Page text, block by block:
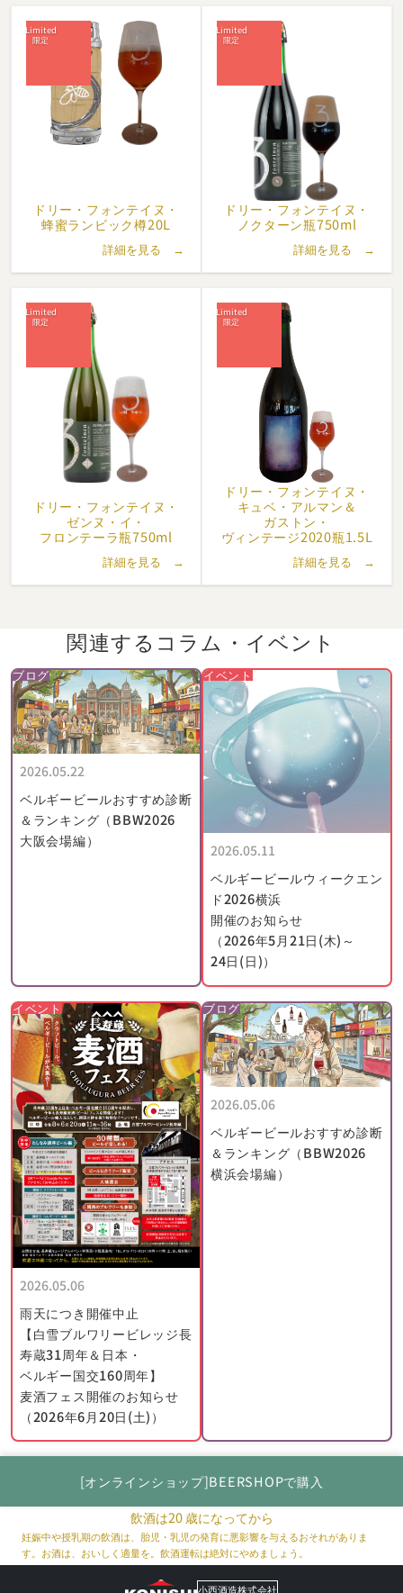
ヤコブスとヨアナの息子ヤンバプティスト (Jan-Baptist) は家業
を継ぎましたが、第二次世界大戦後、一族内に後継者がいなかっ
たため、宿の買い手を探していました。
その買い手が、ガストン・デベルデル (Gaston Debelder) とその
妻レイモンド・デドンケル (Raymonde Dedoncker)です。
元農夫で、グースのブレンドの経験がなかったガストンでした
が、驚くほど早くこの技術を習得しました。
当時はレストランが主な収入源であり、1961年、デベルデル夫妻
はベールセルの教会広場にある古い建物を購入し、同じドリー・
フォンテイヌの名の下に新しいパブ・レストランを建てました。
ブレンドの技術への情熱が高まったガストンは、ビールを静かに
熟成させるのに理想的な場所として、独力で新しいパブの地下に
セラーを掘りました。
このパブが地元で有名になったのは60年代から70年代にかけての
ことで、フラマン人の作家ヘルマン・テイルリンク (Herman
Teirlinck) が率いる作家、芸術家、知識人のクラブがドリー・
フォンテイヌを活動拠点としていました。
このクラブでは、主に知的で政治的な議論が交わされましたが、
同時に多くのグースが飲まれました。
1974年、ガストンとレイモンドは2人の息子に事業を引き継ぎま
長男のアルマン (Armand) は厨房とグースのブレンドの担当とな
り、ランビック、ファロ、グースを使った郷土料理をメニューに
を父から受け継いでいました。
80年代にはレストランは大成功を収め、ベルジャンフリッツや
ムール貝がカウンターの上を飛び交いました。
しかし、それとは対照的に、90年代初頭、グースの消費量は過去
最低を記録しました。消費者の嗜好はより甘い飲み物にシフト
し、大手ビール会社は小規模な会社を買収して閉鎖しました。
また、伝統的なグース・ブレンディングの技術は、多くの忍耐だ
けでなく資金も必要とします。
グースは販売できるようになるまでに4年という時間を要するた
め、生産には常に4年先までの資金調達が必要でした。厳しい状
況の中で、アルマンに事業を転換すること、あるいはグースを完
全にやめることを勧める者も多くいました。
1993年、アルマンはベルギーのビール消費者団体であるオブジェ
クティブ・ビア・テイスターズ（Objective Beer Tasters）の年
間アワードを受賞しました（ベルギーのビール醸造界でふさわし
い人物に贈られます）。
これを受け、彼は伝統的なグース・ブレンディングの技術には必
ず未来があると確信を強めました。
当時、ビール界でグースが苦戦を続けていたにもかかわらず、
1998年、アルマンは自らランビックを醸造することを決意しまし
た。
それまでは、彼はブーン醸造所を含む様々な醸造所からランビッ
クを購入しブレンドのみを行うブレンダーでしたが、ドリー・
フォンテイヌ醸造所の設立に伴い、ランビックの醸造方法を学び
ました。
その後、ランビック・ビールとグース・ビールは地元文化の一部
として国内外から注目されるようになりました。
ドリー・フォンテイヌ醸造所の設立はまさにそのタイミングでし
た。
世界中の観光客がブリュッセルやゼナ川、またその周辺地域（パ
ヨッテンラント）を車で巡り、独特の味を求めるようになりまし
た。醸造所は成長を遂げ、2008年には財政的に安定し、醸造量は
年間約800HLに上り、4カ所で醸造されるようになりました。
アルマンと彼の設立したての醸造所にとってすべてが順調に進ん
でいるように見えましたが、2009 年は醸造所にとって試練の年
となりました。
飛ばしました。発酵と調整中のボトルでいっぱいのこの空間は、
サーモスタットによって制御され、通常は 18°C の一定温度に保
たれています。しかし、故障により、その温度は60℃まで上昇し
ていました。
ドリー・ フォンテイヌ・
蜂蜜ランビック樽20L
詳細を見る →
ドリー・ フォンテイヌ・
ノクターン瓶750ml
詳細を見る →
ドリー・ フォンテイヌ・
ゼンヌ・ イ・
フロンテーラ瓶750ml
詳細を見る →
ドリー・ フォンテイヌ・
キュベ・ アルマン＆
ガストン・
ヴィンテージ2020瓶1.5L
詳細を見る →
関連するコラム・ イベント
ブログ
2026.05.22
ベルギービールおすすめ診断
＆ランキング（BBW2026
大阪会場編）
イベント
2026.05.11
ベルギービールウィークエン
ド2026横浜
開催のお知らせ
（2026年5月21日(木)～
24日(日)）
イベント
2026.05.06
雨天につき開催中止
【白雪ブルワリービレッジ長
寿蔵31周年＆日本・
ベルギー国交160周年】
麦酒フェス開催のお知らせ
（2026年6月20日(土)）
ブログ
2026.05.06
ベルギービールおすすめ診断
＆ランキング（BBW2026
横浜会場編）
[オンラインショップ]BEERSHOPで購入
飲酒は20 歳になってから
妊娠中や授乳期の飲酒は、胎児・乳児の発育に悪影響を与えるおそれがありま
す。お酒は、おいしく適量を。飲酒運転は絶対にやめましょう。
小西酒造株式会社